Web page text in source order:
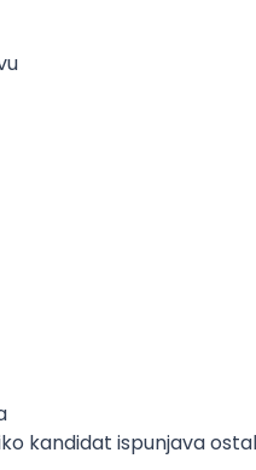
kandidat ispunjava